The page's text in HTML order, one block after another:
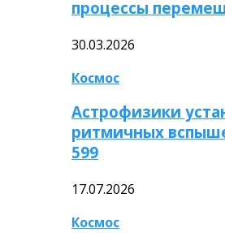
процессы
30.03.2026
Космос
Астрофизики
ритмичных
599
17.07.2026
Космос